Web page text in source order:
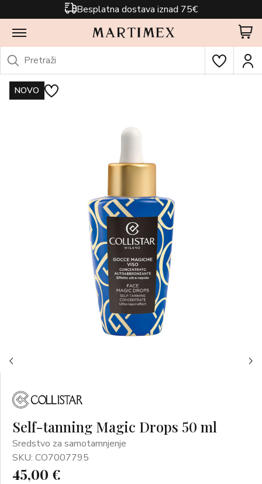
Besplatna dostava iznad 75€
NOVO
Self-tanning Magic Drops 50 ml
Sredstvo za samotamnjenje
SKU: CO7007795
45,00 €